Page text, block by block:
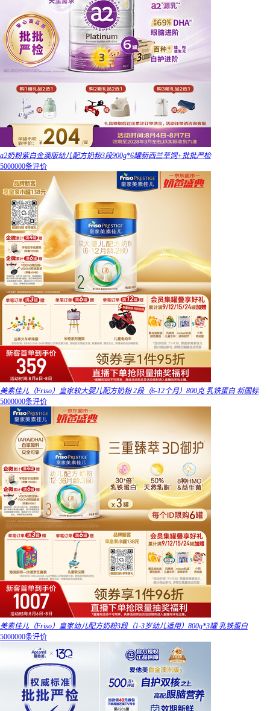
a2奶粉紫白金澳版幼儿配方奶粉3段900g*6罐新西兰草饲+批批严检
5000000条评价
美素佳儿（Friso）皇家较大婴儿配方奶粉 2段（6-12个月）800克 乳铁蛋白 新国标
5000000条评价
美素佳儿（Friso）皇家幼儿配方奶粉3段（1-3岁幼儿适用）800g*3罐 乳铁蛋白
5000000条评价